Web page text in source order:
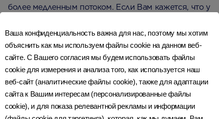
более медленным потоком. Если Вам кажется, что у
попробуйте сменить тип или марку соски. Соски не
вечны и могут испортиться, поэтому не забывайте
регулярно проверять их, а когда их нужно
заменить, не забудьте выбрать размер,
соответствующий стадии роста Вашего ребенка.
Другие полезные дополнения
Ваша конфиденциальность важна для нас, поэтому мы хотим
объяснить как мы используем файлы cookie на данном веб-
сайте. С Вашего согласия мы будем использовать файлы
cookie для измерения и анализа того, как используется наш
веб-сайт (аналитические файлы cookie), также для адаптации
сайта к Вашим интересам (персонализированные файлы
cookie), и для показа релевантной рекламы и информации